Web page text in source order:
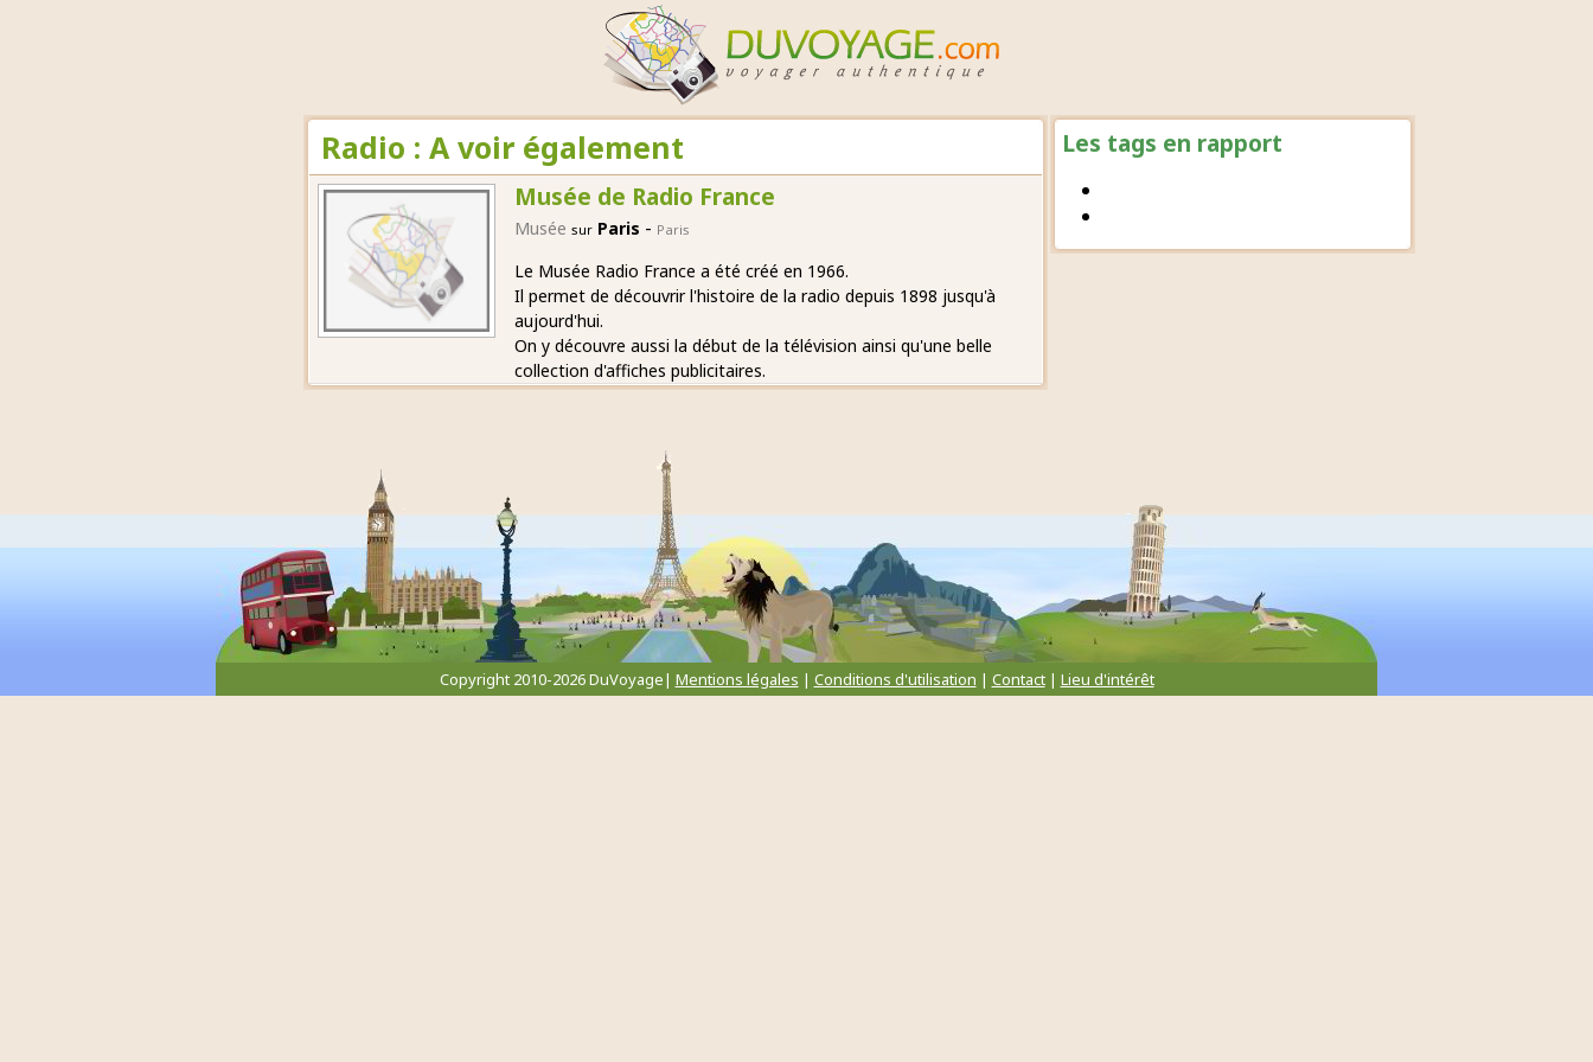
Les tags en rapport
Radio : A voir également
Musée de Radio France
Musée sur Paris - Paris
Le Musée Radio France a été créé en 1966.
Il permet de découvrir l'histoire de la radio depuis 1898 jusqu'à
aujourd'hui.
On y découvre aussi la début de la télévision ainsi qu'une belle
collection d'affiches publicitaires.
Copyright 2010-2026 DuVoyage| Mentions légales | Conditions d'utilisation | Contact| Lieu d'intérêt